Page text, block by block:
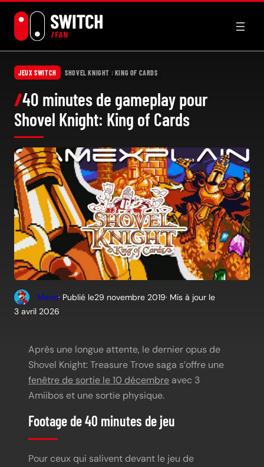
contenu
JEUX SWITCH SHOVEL KNIGHT : KING OF CARDS
40 minutes de gameplay pour
Shovel Knight: King of Cards
Mario· Publié le29 novembre 2019· Mis à jour le
3 avril 2026
Après une longue attente, le dernier opus de
Shovel Knight: Treasure Trove saga s’offre une
fenêtre de sortie le 10 décembre avec 3
Amiibos et une sortie physique.
Footage de 40 minutes de jeu
Pour ceux qui salivent devant le jeu de